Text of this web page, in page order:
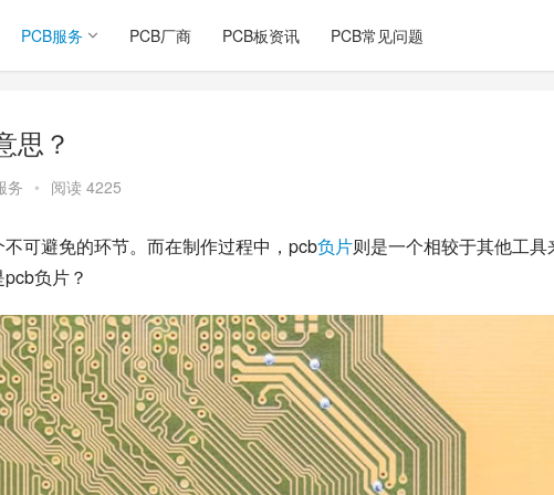
PCB服务 PCB厂商 PCB板资讯 PCB常见问题
思？
务 • 阅读 4225
可避免的环节。而在制作过程中，pcb负片则是一个相较于其他工具
pcb负片？